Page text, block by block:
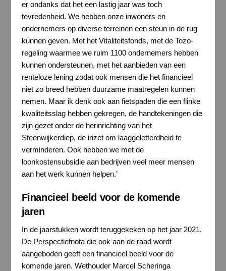
er ondanks dat het een lastig jaar was toch
tevredenheid. We hebben onze inwoners en
ondernemers op diverse terreinen een steun in de rug
kunnen geven. Met het Vitaliteitsfonds, met de Tozo-
regeling waarmee we ruim 1100 ondernemers hebben
kunnen ondersteunen, met het aanbieden van een
renteloze lening zodat ook mensen die het financieel
niet zo breed hebben duurzame maatregelen kunnen
nemen. Maar ik denk ook aan fietspaden die een flinke
kwaliteitsslag hebben gekregen, de handtekeningen die
zijn gezet onder de herinrichting van het
Steenwijkerdiep, de inzet om laaggeletterdheid te
verminderen. Ook hebben we met de
loonkostensubsidie aan bedrijven veel meer mensen
aan het werk kunnen helpen.’
Financieel beeld voor de komende
jaren
In de jaarstukken wordt teruggekeken op het jaar 2021.
De Perspectiefnota die ook aan de raad wordt
aangeboden geeft een financieel beeld voor de
komende jaren. Wethouder Marcel Scheringa